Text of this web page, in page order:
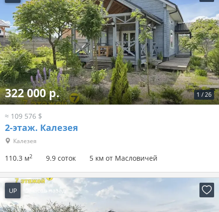
1 /26
322 000 р.
≈ 109 576 $
2-этаж. Калезея
Калезея
110.3 м2 9.9 соток 5 км от Масловичей
UP 5 часов назад